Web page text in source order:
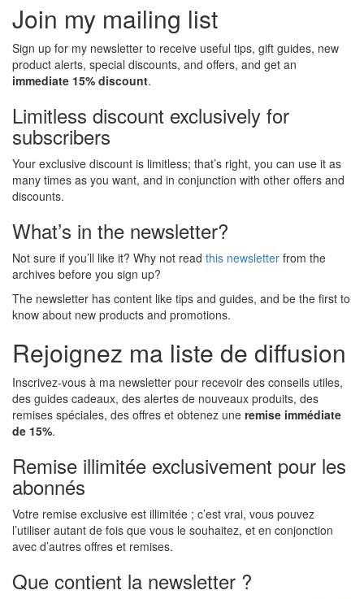
Join my mailing list
Sign up for my newsletter to receive useful tips, gift guides, new
product alerts, special discounts, and offers, and get an
immediate 15% discount.
Limitless discount exclusively for
subscribers
Your exclusive discount is limitless; that’s right, you can use it as
many times as you want, and in conjunction with other offers and
discounts.
What’s in the newsletter?
Not sure if you’ll like it? Why not read this newsletter from the
archives before you sign up?
The newsletter has content like tips and guides, and be the first to
know about new products and promotions.
Rejoignez ma liste de diffusion
Inscrivez-vous à ma newsletter pour recevoir des conseils utiles,
des guides cadeaux, des alertes de nouveaux produits, des
remises spéciales, des offres et obtenez une remise immédiate
de 15%.
Remise illimitée exclusivement pour les
abonnés
Votre remise exclusive est illimitée ; c’est vrai, vous pouvez
l’utiliser autant de fois que vous le souhaitez, et en conjonction
avec d’autres offres et remises.
Que contient la newsletter ?